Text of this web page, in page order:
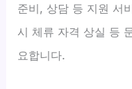
준비, 상담 등 지원 서
시 체류 자격 상실 등
요합니다.